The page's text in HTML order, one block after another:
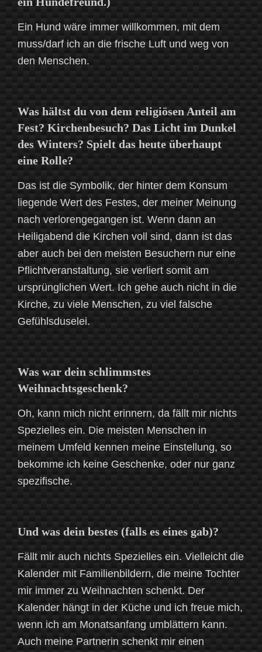
Ein Hund wäre immer willkommen, mit dem
muss/darf ich an die frische Luft und weg von
den Menschen.
Was hältst du von dem religiösen Anteil am
Fest? Kirchenbesuch? Das Licht im Dunkel
des Winters? Spielt das heute überhaupt
eine Rolle?
Das ist die Symbolik, der hinter dem Konsum
liegende Wert des Festes, der meiner Meinung
nach verlorengegangen ist. Wenn dann an
Heiligabend die Kirchen voll sind, dann ist das
aber auch bei den meisten Besuchern nur eine
Pflichtveranstaltung, sie verliert somit am
ursprünglichen Wert. Ich gehe auch nicht in die
Kirche, zu viele Menschen, zu viel falsche
Gefühlsduselei.
Was war dein schlimmstes
Weihnachtsgeschenk?
Oh, kann mich nicht erinnern, da fällt mir nichts
Spezielles ein. Die meisten Menschen in
meinem Umfeld kennen meine Einstellung, so
bekomme ich keine Geschenke, oder nur ganz
spezifische.
Und was dein bestes (falls es eines gab)?
Fällt mir auch nichts Spezielles ein. Vielleicht die
Kalender mit Familienbildern, die meine Tochter
mir immer zu Weihnachten schenkt. Der
Kalender hängt in der Küche und ich freue mich,
wenn ich am Monatsanfang umblättern kann.
Auch meine Partnerin schenkt mir einen